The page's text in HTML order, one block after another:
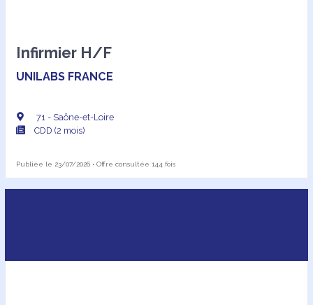
Infirmier H/F
UNILABS FRANCE
71 - Saône-et-Loire
CDD (2 mois)
Publiée le 23/07/2026 • Offre consultée 144 fois